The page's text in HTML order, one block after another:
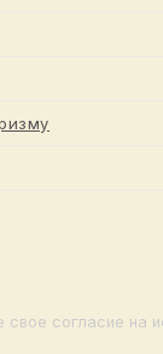
согласие на